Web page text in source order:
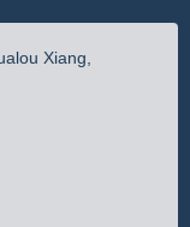
Xiang,